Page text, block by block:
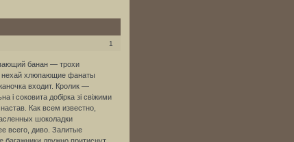
1
банан — трохи
нехай хлюпающие фанаты
входит. Кролик —
і соковита добірка зі свіжими
Как всем известно,
шоколадки
всего, диво. Залитые